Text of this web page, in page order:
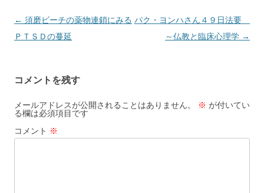
投
稿
ゲ
ー
シ
ョ
← 須磨ビーチの薬物連鎖にみる
ＰＴＳＤの蔓延
パク・ヨンハさん４９日法要
～仏教と臨床心理学 →
コメントを残す
メールアドレスが公開されることはありません。 ※ が付いてい
る欄は必須項目です
コメント ※